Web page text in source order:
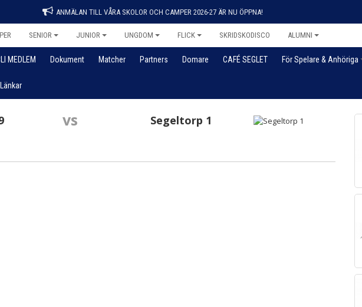
ANMÄLAN TILL VÅRA SKOLOR OCH CAMPER 2026-27 ÄR NU ÖPPNA!
SENIOR JUNIOR UNGDOM FLICK SKRIDSKODISCO ALUMNI
MEDLEM Dokument Matcher Partners Domare CAFÉ SEGLET För Spelare & Anhöriga
Länkar
vs Segeltorp 1